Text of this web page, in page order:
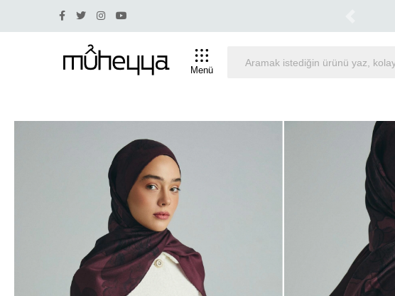
ve üstü indirim olan ürünlerde iade ve değişim yapılmamaktadır.
Menü